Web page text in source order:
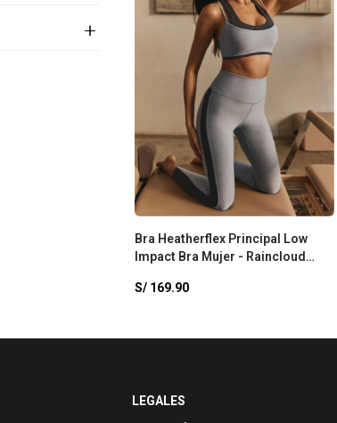
Bra Heatherflex Principal Low
Impact Bra Mujer - Raincloud
S/ 169.90
LEGALES